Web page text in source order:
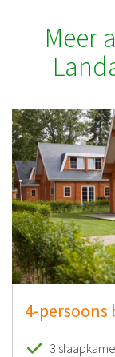
Meer
4-persoons
3